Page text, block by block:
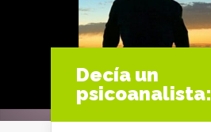
Decía un
psicoanalista: